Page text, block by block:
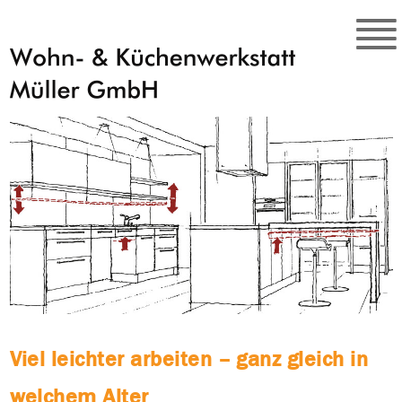
Viel leichter arbeiten – ganz gleich in